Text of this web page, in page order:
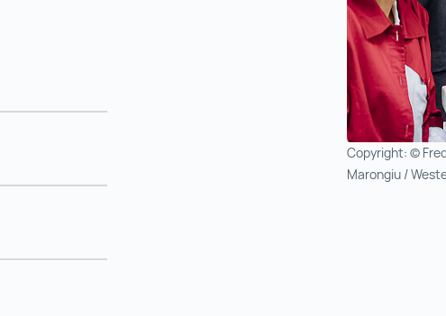
Copyright: ©
Marongiu /